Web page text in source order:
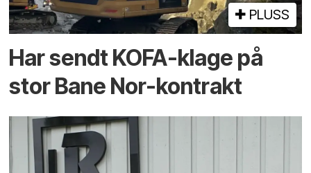
PLUSS
Har sendt KOFA-klage på
stor Bane Nor-kontrakt